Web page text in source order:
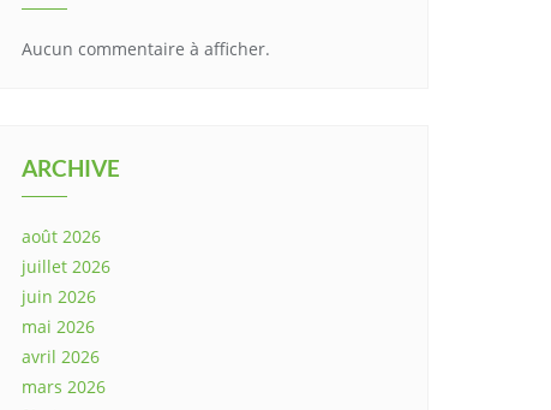
Aucun commentaire à afficher.
ARCHIVE
août 2026
juillet 2026
juin 2026
mai 2026
avril 2026
mars 2026